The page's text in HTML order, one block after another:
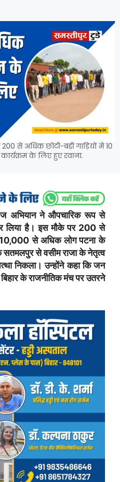
से अधिक छोटी-बड़ी गाड़ियों में 10
के लिए हुए रवाना.
अभियान ने औपचारिक रूप से
लिया है। इस मौके पर 200 से
10,000 से अधिक लोग पटना के
सतमलपुर से वसीम राजा के नेतृत्व
निकला। उन्होंने कहा कि जन
के राजनीतिक मंच पर उतरने